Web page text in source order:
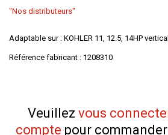
"Nos distributeurs"
Adaptable sur : KOHLER 11, 12.5, 14HP
Référence fabricant : 1208310
Veuillez vous
compte pour